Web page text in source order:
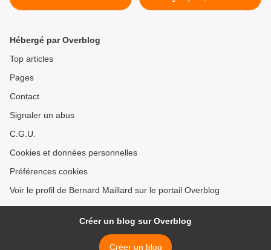
2017 >
Hébergé par Overblog
Top articles
Pages
Contact
Signaler un abus
C.G.U.
Cookies et données personnelles
Préférences cookies
Voir le profil de Bernard Maillard sur le portail Overblog
Créer un blog sur Overblog
Créer un blog